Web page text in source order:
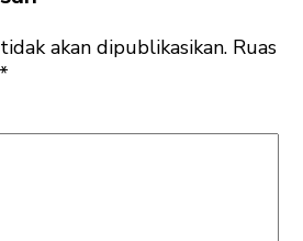
akan dipublikasikan. Ruas
*